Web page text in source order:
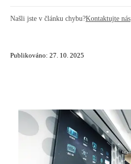
Našli jste v článku chybu?Kontaktujte nás
Publikováno: 27. 10. 2025